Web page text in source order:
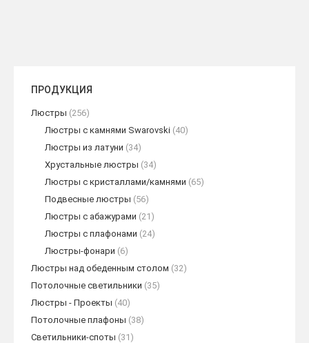
ПРОДУКЦИЯ
Люстры (256)
Люстры с камнями Swarovski (40)
Люстры из латуни (34)
Хрустальные люстры (34)
Люстры с кристаллами/камнями (65)
Подвесные люстры (56)
Люстры с абажурами (21)
Люстры с плафонами (24)
Люстры-фонари (6)
Люстры над обеденным столом (32)
Потолочные светильники (35)
Люстры - Проекты (40)
Потолочные плафоны (38)
Светильники-споты (31)